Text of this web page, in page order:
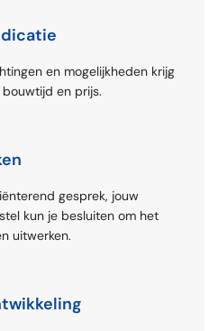
en mogelijkheden krijg
en prijs.
gesprek, jouw
kun je besluiten om het
uitwerken.